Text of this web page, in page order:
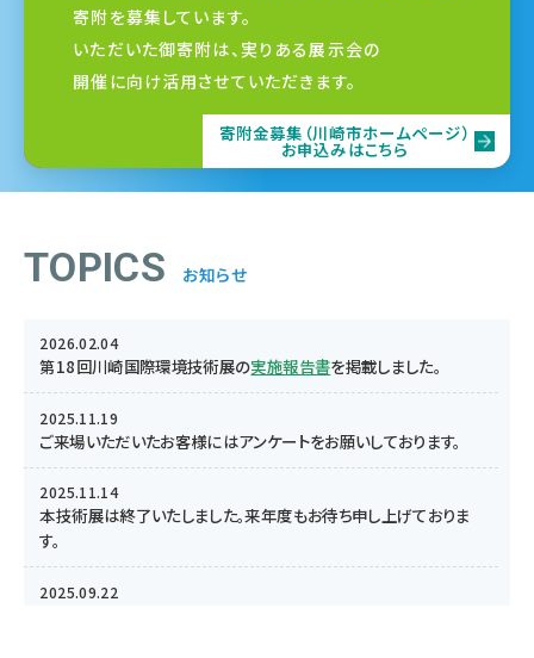
寄附を募集しています。
いただいた御寄附は、実りある展示会の
開催に向け活用させていただきます。
寄附金募集（川崎市ホームページ）
お申込みはこちら
TOPICS お知らせ
2026.02.04
第18回川崎国際環境技術展の実施報告書を掲載しました。
2025.11.19
ご来場いただいたお客様にはアンケートをお願いしております。
2025.11.14
本技術展は終了いたしました。来年度もお待ち申し上げておりま
す。
2025.09.22